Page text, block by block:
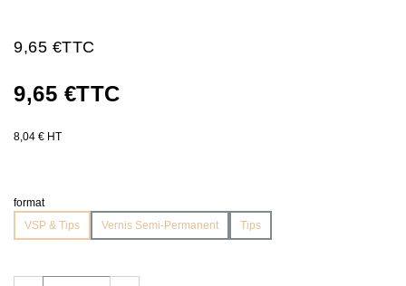
9,65 €TTC
9,65 €TTC
8,04 € HT
format
VSP & Tips
Vernis Semi-Permanent Tips